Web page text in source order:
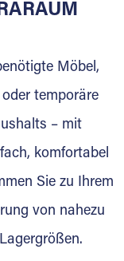
gebaut
Möbel,
temporäre
– mit
komfortabel
Sie zu Ihrem
von nahezu